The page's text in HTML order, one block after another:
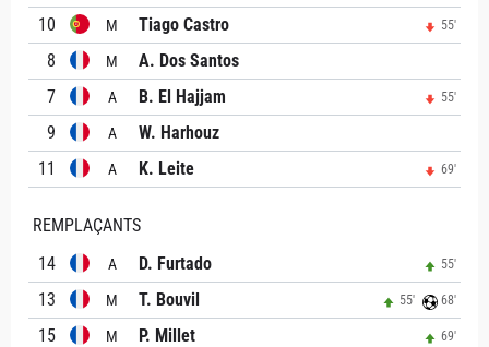
10
M Tiago Castro 55'
8 M
A. Dos Santos
7
A B. El Hajjam 55'
9 A
W. Harhouz
11
A K. Leite 69'
REMPLAÇANTS
14
A D. Furtado 55'
13 M T. Bouvil 55' 68'
15 M P. Millet 69'